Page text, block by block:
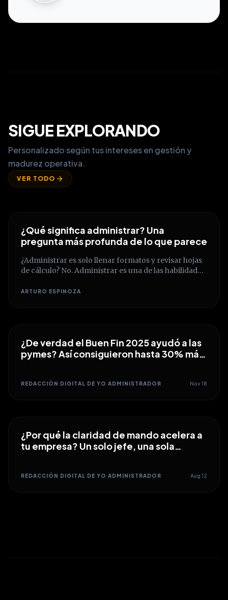
SIGUE EXPLORANDO
Personalizado según tus intereses en gestión y
madurez operativa.
VER TODO
¿Qué significa administrar? Una
pregunta más profunda de lo que parece
¿Administrar es solo llenar formatos y revisar hojas
de cálculo? No. Administrar es una de las habilidades
Descubre cómo pasar de la ejecución mecánica a la
ARTURO ESPINOZA
¿De verdad el Buen Fin 2025 ayudó a las
pymes? Así consiguieron hasta 30% más
REDACCIÓN DIGITAL DE YO ADMINISTRADOR Nov 18
¿Por qué la claridad de mando acelera a
tu empresa? Un solo jefe, una sola
REDACCIÓN DIGITAL DE YO ADMINISTRADOR Aug 12